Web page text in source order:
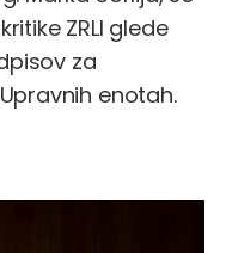
ZRLI glede
za
enotah.